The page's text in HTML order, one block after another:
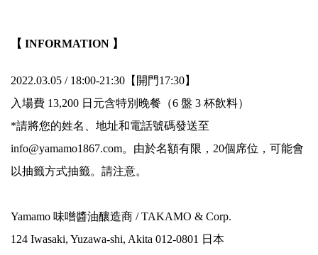
【 INFORMATION 】
2022.03.05 / 18:00-21:30【開門17:30】
入場費 13,200 日元含特別晚餐（6 盤 3 杯飲料）
*請將您的姓名、地址和電話號碼發送至
info@yamamo1867.com。由於名額有限，20個席位，可能會
以抽籤方式抽籤。請注意。
Yamamo 味噌醬油釀造商 / TAKAMO & Corp.
124 Iwasaki, Yuzawa-shi, Akita 012-0801 日本